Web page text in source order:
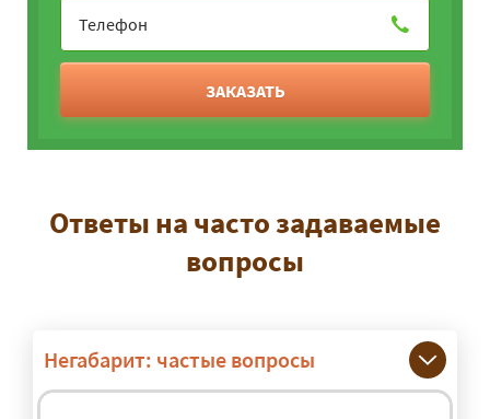
ЗАКАЗАТЬ
Ответы на часто задаваемые
вопросы
Негабарит: частые вопросы